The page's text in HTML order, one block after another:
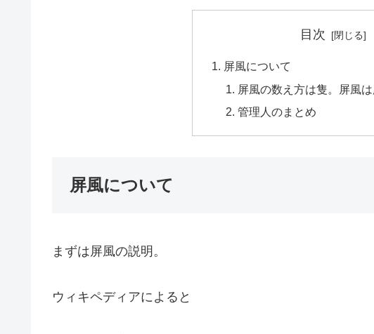
目次
屏風について
屏風の数え方は隻。屏風
管理人のまとめ
屏風について
まずは屏風の説明。
ウィキペディアによると